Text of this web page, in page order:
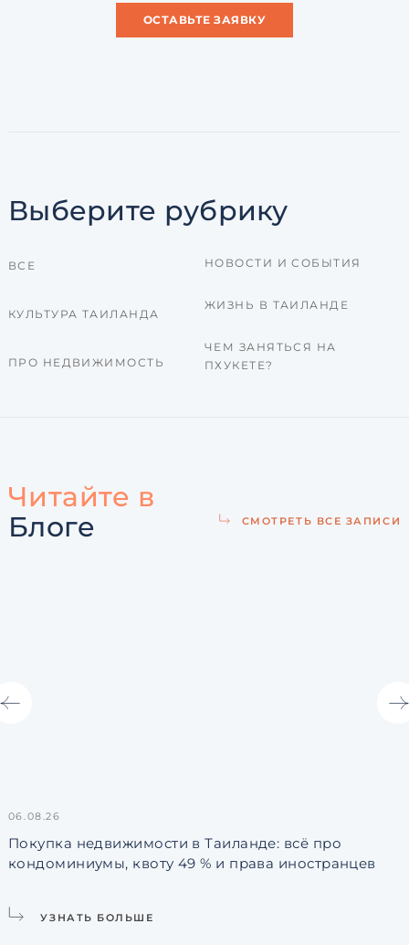
ОСТАВЬТЕ ЗАЯВКУ
Выберите рубрику
ВСЕ
КУЛЬТУРА ТАИЛАНДА
ПРО НЕДВИЖИМОСТЬ
НОВОСТИ И СОБЫТИЯ
ЖИЗНЬ В ТАИЛАНДЕ
ЧЕМ ЗАНЯТЬСЯ НА
ПХУКЕТЕ?
Читайте в
Блоге
СМОТРЕТЬ ВСЕ ЗАПИСИ
06.08.26
Покупка недвижимости в Таиланде: всё про
кондоминиумы, квоту 49 % и права иностранцев
УЗНАТЬ БОЛЬШЕ